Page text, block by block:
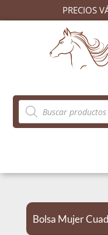
PRECIOS
Búsqueda
de
productos
Bolsa Mujer